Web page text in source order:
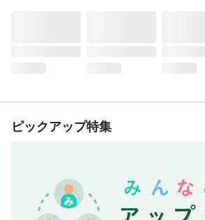
ピックアップ特集